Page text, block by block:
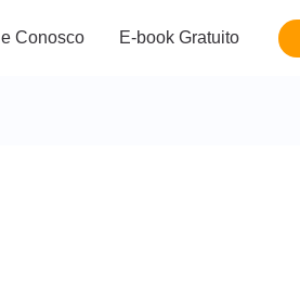
Conosco E-book Gratuito